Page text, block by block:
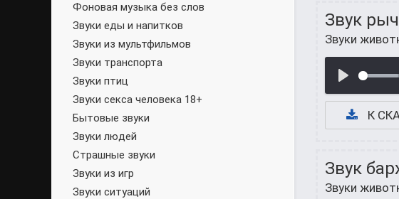
Звук
Звуки
К
Звук
Звуки
Фоновая музыка без слов
Звуки еды и напитков
Звуки из мультфильмов
Звуки транспорта
Звуки птиц
Звуки секса человека 18+
Бытовые звуки
Звуки людей
Страшные звуки
Звуки из игр
Звуки ситуаций